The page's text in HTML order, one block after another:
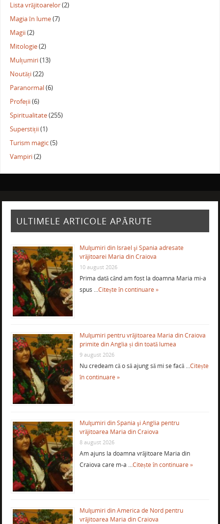
Lista vrăjitoarelor(2)
Magia în lume(7)
Magii(2)
Mitologie(2)
Mulțumiri(13)
Noutăți(22)
Paranormal(6)
Profeții(6)
Spiritualitate(255)
Superstiții(1)
Turism magic(5)
Vampiri(2)
ULTIMELE ARTICOLE APĂRUTE
Mulţumiri din Israel şi Spania adresate
vrăjitoarei Maria din Craiova
10 august 2026
Prima dată când am fost la doamna Maria mi-a
spus …Citește în continuare »
Mulţumiri pentru vrăjitoarea Maria din Craiova
primite din Anglia și din toată lumea
9 august 2026
Nu credeam că o să ajung să mi se facă …Citește
în continuare »
Mulţumiri din Spania şi Anglia pentru
vrăjitoarea Maria din Craiova
8 august 2026
Am ajuns la doamna vrăjitoare Maria din
Craiova care m-a …Citește în continuare »
Mulţumiri din America de Nord pentru
vrăjitoarea Maria din Craiova